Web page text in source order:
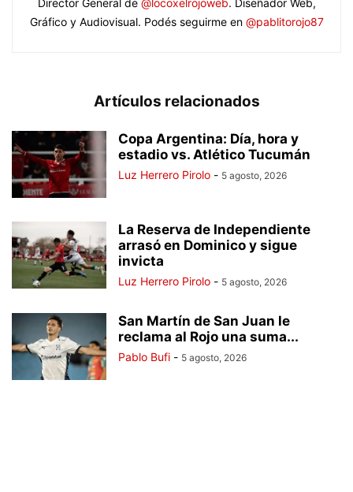
Gráfico y Audiovisual. Podés seguirme en @pablitorojo87
Artículos relacionados
Copa Argentina: Día, hora y
estadio vs. Atlético Tucumán
Luz Herrero Pirolo - 5 agosto, 2026
La Reserva de Independiente
arrasó en Dominico y sigue
invicta
Luz Herrero Pirolo - 5 agosto, 2026
San Martín de San Juan le
reclama al Rojo una suma...
Pablo Bufi - 5 agosto, 2026